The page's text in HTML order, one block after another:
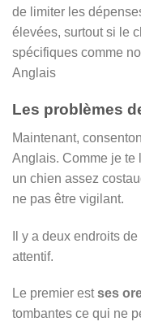
de limiter les
élevées, surtout si le
spécifiques comme
Anglais
Les problèmes
Maintenant,
Anglais. Comme je te
un chien assez
ne pas être vigilant.
Il y a deux endroits
attentif.
Le premier estses
tombantes ce qui ne